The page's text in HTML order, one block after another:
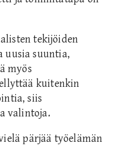
tekijöiden
uusia suuntia,
myös
kuitenkin
siis
valintoja.
pärjää työelämän